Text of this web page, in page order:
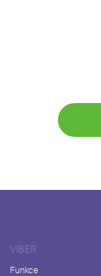
VIBER
Funkce